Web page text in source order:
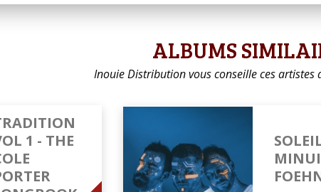
ALBUMS
Inouie Distribution vous conseille ces artistes
1 - THE